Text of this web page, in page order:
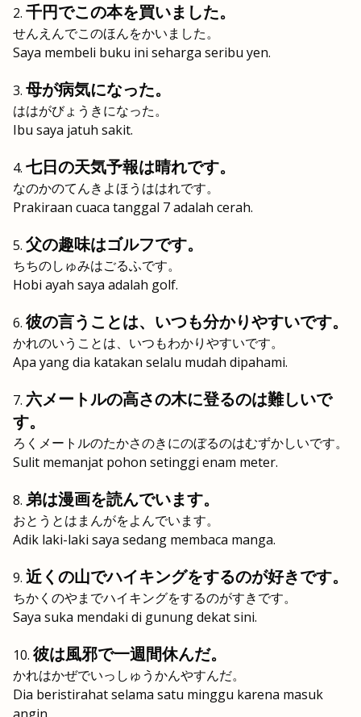
千円でこの本を買いました。
せんえんでこのほんをかいました。
Saya membeli buku ini seharga seribu yen.
母が病気になった。
ははがびょうきになった。
Ibu saya jatuh sakit.
七日の天気予報は晴れです。
なのかのてんきよほうははれです。
Prakiraan cuaca tanggal 7 adalah cerah.
父の趣味はゴルフです。
ちちのしゅみはごるふです。
Hobi ayah saya adalah golf.
彼の言うことは、いつも分かりやすいです。
かれのいうことは、いつもわかりやすいです。
Apa yang dia katakan selalu mudah dipahami.
六メートルの高さの木に登るのは難しいで
す。
ろくメートルのたかさのきにのぼるのはむずかしいです。
Sulit memanjat pohon setinggi enam meter.
弟は漫画を読んでいます。
おとうとはまんがをよんでいます。
Adik laki-laki saya sedang membaca manga.
近くの山でハイキングをするのが好きです。
ちかくのやまでハイキングをするのがすきです。
Saya suka mendaki di gunung dekat sini.
彼は風邪で一週間休んだ。
かれはかぜでいっしゅうかんやすんだ。
Dia beristirahat selama satu minggu karena masuk